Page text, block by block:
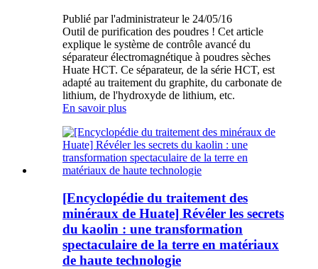
Publié par l'administrateur le 24/05/16
Outil de purification des poudres ! Cet article
explique le système de contrôle avancé du
séparateur électromagnétique à poudres sèches
Huate HCT. Ce séparateur, de la série HCT, est
adapté au traitement du graphite, du carbonate de
lithium, de l'hydroxyde de lithium, etc.
En savoir plus
[Encyclopédie du traitement des
minéraux de Huate] Révéler les secrets
du kaolin : une transformation
spectaculaire de la terre en matériaux
de haute technologie